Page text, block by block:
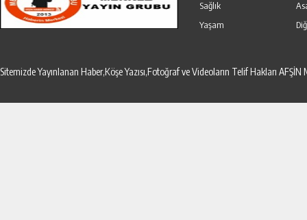
Sağlık
Yaşam
Sitemizde Yayınlanan Haber,Köşe Yazısı,Fotoğraf ve Videoların Telif Hakları